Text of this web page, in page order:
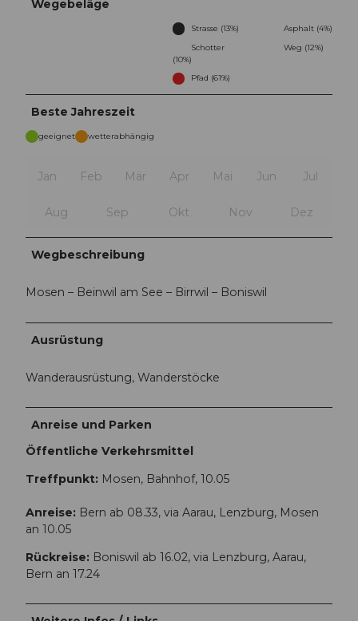
Wegebeläge
Strasse (13%)
Asphalt (4%)
Schotter
(10%)
Weg (12%)
Pfad (61%)
Beste Jahreszeit
geeignet wetterabhängig
Jan Feb Mär Apr Mai Jun Jul
Aug Sep Okt Nov Dez
Wegbeschreibung
Mosen – Beinwil am See – Birrwil – Boniswil
Ausrüstung
Wanderausrüstung, Wanderstöcke
Anreise und Parken
Öffentliche Verkehrsmittel
Treffpunkt: Mosen, Bahnhof, 10.05
Anreise: Bern ab 08.33, via Aarau, Lenzburg, Mosen
an 10.05
Rückreise: Boniswil ab 16.02, via Lenzburg, Aarau,
Bern an 17.24